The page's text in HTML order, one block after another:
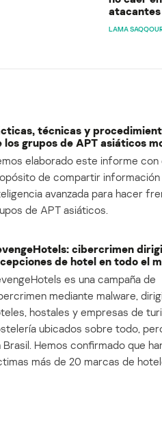
atacantes
LAMA
técnicas y
los grupos de APT asiáticos
elaborado este informe con
de compartir información
avanzada para hacer
de APT asiáticos.
cibercrimen
de hotel en todo el
es una campaña de
mediante malware,
hostales y empresas de
ubicados sobre todo,
Brasil. Hemos confirmado que
más de 20 marcas de